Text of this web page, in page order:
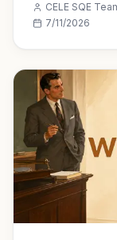
CELE SQE
7/11/2026